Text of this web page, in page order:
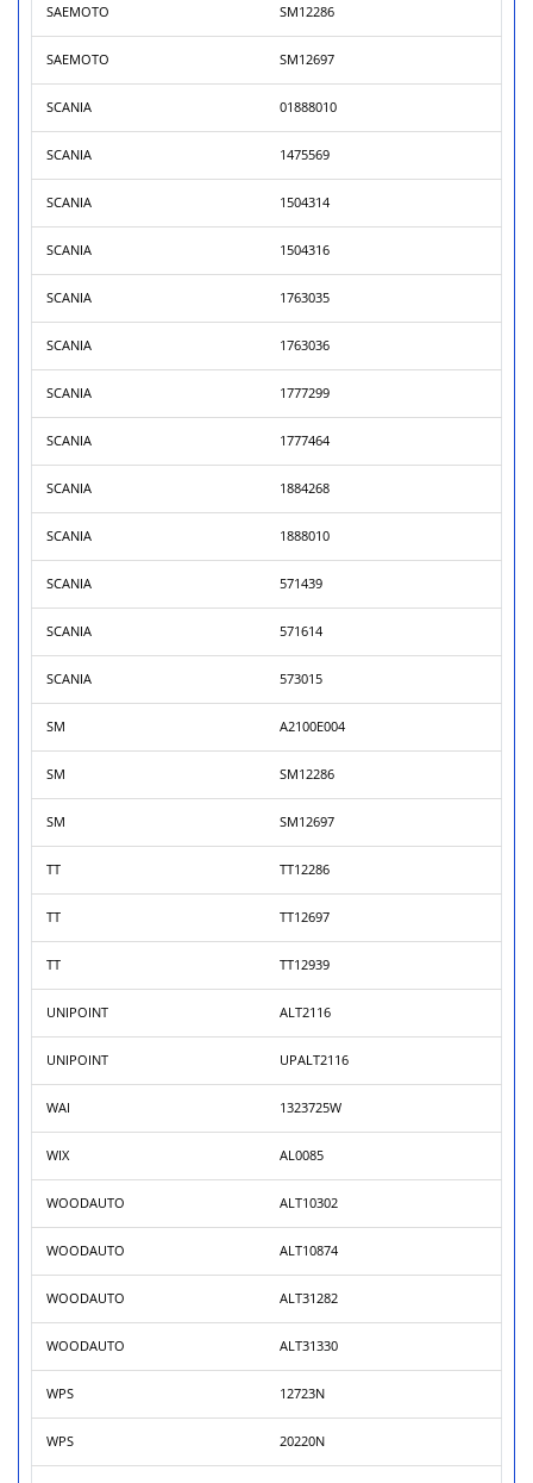
SAEMOTO SM12286
SAEMOTO SM12697
SCANIA 01888010
SCANIA 1475569
SCANIA 1504314
SCANIA 1504316
SCANIA 1763035
SCANIA 1763036
SCANIA 1777299
SCANIA 1777464
SCANIA 1884268
SCANIA 1888010
SCANIA 571439
SCANIA 571614
SCANIA 573015
SM A2100E004
SM SM12286
SM SM12697
TT TT12286
TT TT12697
TT TT12939
UNIPOINT ALT2116
UNIPOINT UPALT2116
WAI 1323725W
WIX AL0085
WOODAUTO ALT10302
WOODAUTO ALT10874
WOODAUTO ALT31282
WOODAUTO ALT31330
WPS 12723N
WPS 20220N